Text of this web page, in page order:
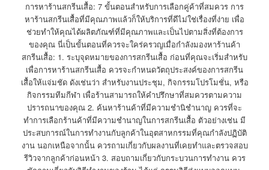
การหาร้านสกรีนเสื้อ: 7 ขั้นตอนสำหรับการเลือกคู่ค้าที่สมควร การ
หาร้านสกรีนเสื้อที่มีคุณภาพแล้วก็ให้บริการที่ดีไม่ใช่เรื่องที่ง่าย เพื่อ
ช่วยทำให้คุณได้ผลิตภัณฑ์ที่มีคุณภาพและเป็นไปตามสิ่งที่ต้องการ
ของคุณ นี่เป็นขั้นตอนที่ควรจะใคร่ครวญเมื่อกำลังมองหาร้านค้า
สกรีนเสื้อ: 1. ระบุจุดหมายของการสกรีนเสื้อ ก่อนที่คุณจะเริ่มสำหรับ
เพื่อการหาร้านสกรีนเสื้อ ควรจะกำหนดวัตถุประสงค์ของการสกรีน
เสื้อให้แจ่มชัด ดังเช่นว่า สำหรับงานประชุม, กิจกรรมโปรโมชั่น, หรือ
กิจกรรมทีมกีฬา เพื่อร้านสามารถให้คำปรึกษาที่สมควรตามความ
ปรารถนาของคุณ 2. ค้นหาร้านค้าที่มีความชำนิชำนาญ ควรที่จะ
ทำการเลือกร้านค้าที่มีความชำนาญในการสกรีนเสื้อ ตัวอย่างเช่น มี
ประสบการณ์ในการทำงานกับลูกค้าในอุตสาหกรรมที่คุณกำลังปฏิบัติ
งาน นอกเหนือจากนั้น ควรถามเกี่ยวกับผลงานที่เคยทำและตรวจสอบ
รีวิวจากลูกค้าก่อนหน้า 3. สอบถามเกี่ยวกับกระบวนการทำงาน ควร